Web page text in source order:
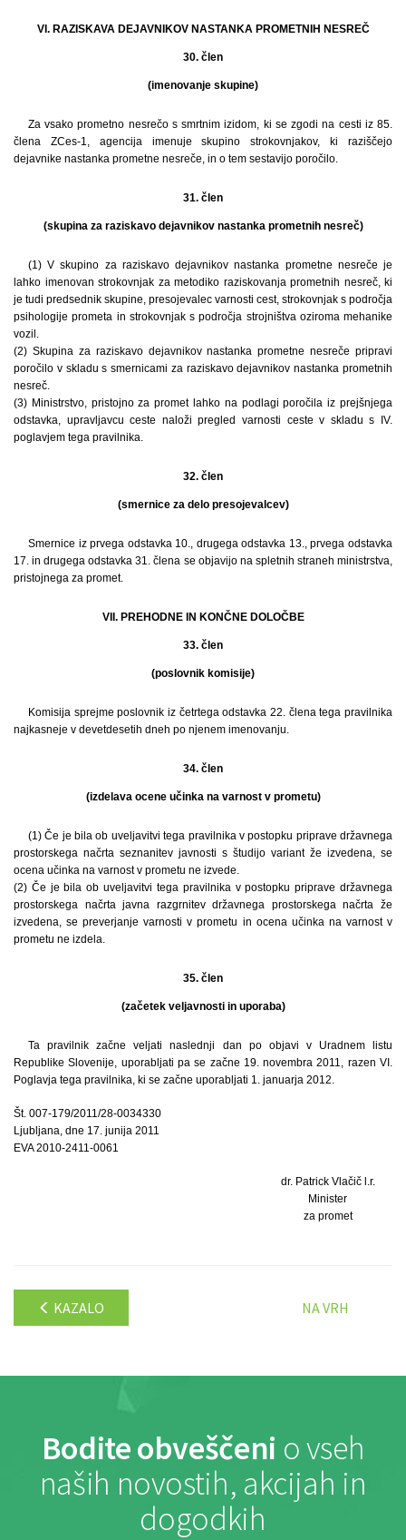
VI. RAZISKAVA DEJAVNIKOV NASTANKA PROMETNIH NESREČ
30. člen
(imenovanje skupine)
Za vsako prometno nesrečo s smrtnim izidom, ki se zgodi na cesti iz 85.
člena ZCes-1, agencija imenuje skupino strokovnjakov, ki raziščejo
dejavnike nastanka prometne nesreče, in o tem sestavijo poročilo.
31. člen
(skupina za raziskavo dejavnikov nastanka prometnih nesreč)
(1) V skupino za raziskavo dejavnikov nastanka prometne nesreče je
lahko imenovan strokovnjak za metodiko raziskovanja prometnih nesreč, ki
je tudi predsednik skupine, presojevalec varnosti cest, strokovnjak s področja
psihologije prometa in strokovnjak s področja strojništva oziroma mehanike
vozil.
(2) Skupina za raziskavo dejavnikov nastanka prometne nesreče pripravi
poročilo v skladu s smernicami za raziskavo dejavnikov nastanka prometnih
nesreč.
(3) Ministrstvo, pristojno za promet lahko na podlagi poročila iz prejšnjega
odstavka, upravljavcu ceste naloži pregled varnosti ceste v skladu s IV.
poglavjem tega pravilnika.
32. člen
(smernice za delo presojevalcev)
Smernice iz prvega odstavka 10., drugega odstavka 13., prvega odstavka
17. in drugega odstavka 31. člena se objavijo na spletnih straneh ministrstva,
pristojnega za promet.
VII. PREHODNE IN KONČNE DOLOČBE
33. člen
(poslovnik komisije)
Komisija sprejme poslovnik iz četrtega odstavka 22. člena tega pravilnika
najkasneje v devetdesetih dneh po njenem imenovanju.
34. člen
(izdelava ocene učinka na varnost v prometu)
(1) Če je bila ob uveljavitvi tega pravilnika v postopku priprave državnega
prostorskega načrta seznanitev javnosti s študijo variant že izvedena, se
ocena učinka na varnost v prometu ne izvede.
(2) Če je bila ob uveljavitvi tega pravilnika v postopku priprave državnega
prostorskega načrta javna razgrnitev državnega prostorskega načrta že
izvedena, se preverjanje varnosti v prometu in ocena učinka na varnost v
prometu ne izdela.
35. člen
(začetek veljavnosti in uporaba)
Ta pravilnik začne veljati naslednji dan po objavi v Uradnem listu
Republike Slovenije, uporabljati pa se začne 19. novembra 2011, razen VI.
Poglavja tega pravilnika, ki se začne uporabljati 1. januarja 2012.
Št. 007-179/2011/28-0034330
Ljubljana, dne 17. junija 2011
EVA 2010-2411-0061
dr. Patrick Vlačič l.r.
Minister
za promet
KAZALO NA VRH
Bodite obveščeni o vseh
naših novostih, akcijah in
dogodkih